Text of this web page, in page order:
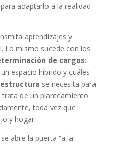
adaptarlo a la realidad
aprendizajes y
Lo mismo sucede con los
de cargos:
espacio híbrido y cuáles
se necesita para
de un planteamiento
toda vez que
y hogar.
abre la puerta “a la